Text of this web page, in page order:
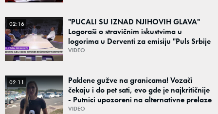
02:16
"PUCALI SU IZNAD NJIHOVIH GLAVA"
Logoraši o stravičnim iskustvima u
logorima u Derventi za emisiju "Puls Srbije
vikend": "Tada je počela velika tortura..."
VIDEO
02:11
Paklene gužve na granicama! Vozači
čekaju i do pet sati, evo gde je najkritičnije
- Putnici upozoreni na alternativne prelaze
VIDEO